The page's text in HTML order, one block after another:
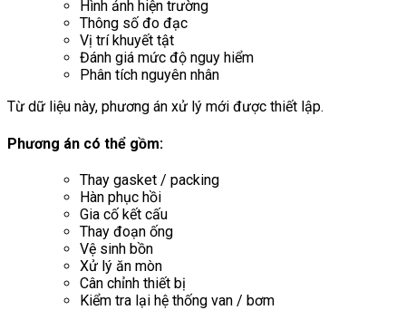
Hình ảnh hiện trường
Thông số đo đạc
Vị trí khuyết tật
Đánh giá mức độ nguy hiểm
Phân tích nguyên nhân
Từ dữ liệu này, phương án xử lý mới được thiết lập.
Phương án có thể gồm:
Thay gasket / packing
Hàn phục hồi
Gia cố kết cấu
Thay đoạn ống
Vệ sinh bồn
Xử lý ăn mòn
Cân chỉnh thiết bị
Kiểm tra lại hệ thống van / bơm